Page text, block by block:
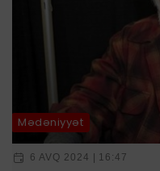
Mədəniyyət
6 AVQ 2024 | 16:47